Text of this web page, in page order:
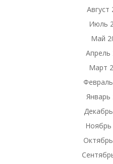
Август
Июль
Май
Апрель
Март
Январь
Ноябрь